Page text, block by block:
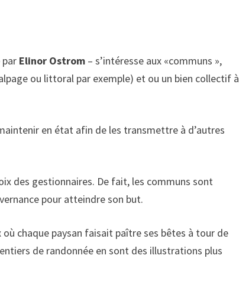
par Elinor Ostrom – s’intéresse aux «communs »,
ou littoral par exemple) et ou un bien collectif à
en état afin de les transmettre à d’autres
des gestionnaires. De fait, les communs sont
pour atteindre son but.
chaque paysan faisait paître ses bêtes à tour de
de randonnée en sont des illustrations plus